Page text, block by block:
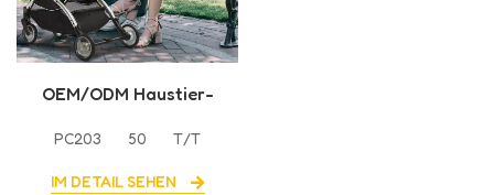
OEM/ODM Haustier-
Hunde-Kinderwagen mit
hoher Qualität
PC203 50 T/T
IM DETAIL SEHEN